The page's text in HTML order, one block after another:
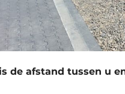
de afstand tussen u